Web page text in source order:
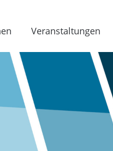
Veranstaltungen